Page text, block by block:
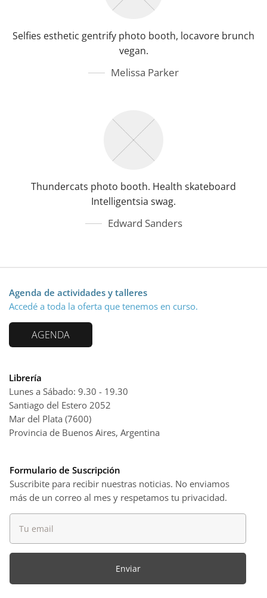
Selfies esthetic gentrify photo booth, locavore brunch
vegan.
Melissa Parker
Thundercats photo booth. Health skateboard
Intelligentsia swag.
Edward Sanders
Agenda de actividades y talleres
Accedé a toda la oferta que tenemos en curso.
AGENDA
Librería
Lunes a Sábado: 9.30 - 19.30
Santiago del Estero 2052
Mar del Plata (7600)
Provincia de Buenos Aires, Argentina
Formulario de Suscripción
Suscribite para recibir nuestras noticias. No enviamos
más de un correo al mes y respetamos tu privacidad.